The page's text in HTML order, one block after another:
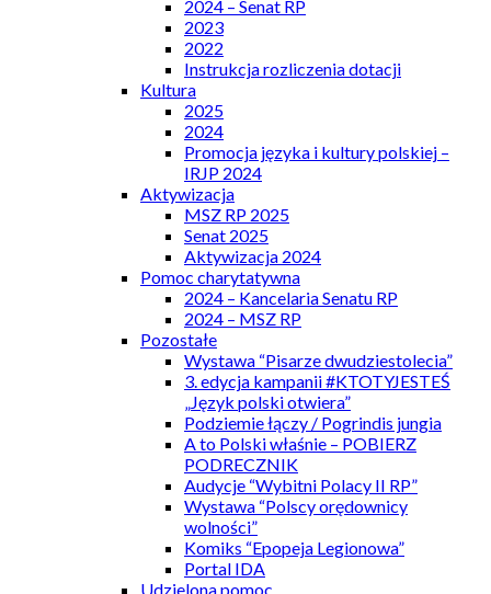
2024 – Senat RP
2023
2022
Instrukcja rozliczenia dotacji
Kultura
2025
2024
Promocja języka i kultury polskiej –
IRJP 2024
Aktywizacja
MSZ RP 2025
Senat 2025
Aktywizacja 2024
Pomoc charytatywna
2024 – Kancelaria Senatu RP
2024 – MSZ RP
Pozostałe
Wystawa “Pisarze dwudziestolecia”
3. edycja kampanii #KTOTYJESTEŚ
„Język polski otwiera”
Podziemie łączy / Pogrindis jungia
A to Polski właśnie – POBIERZ
PODRECZNIK
Audycje “Wybitni Polacy II RP”
Wystawa “Polscy orędownicy
wolności”
Komiks “Epopeja Legionowa”
Portal IDA
Udzielona pomoc